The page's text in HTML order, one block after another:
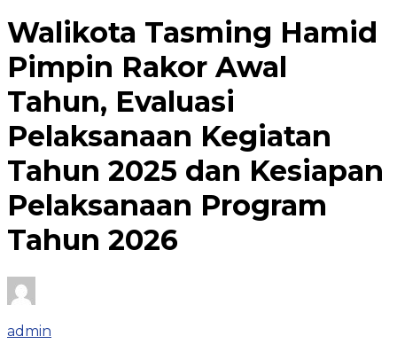
Walikota Tasming Hamid
Pimpin Rakor Awal
Tahun, Evaluasi
Pelaksanaan Kegiatan
Tahun 2025 dan Kesiapan
Pelaksanaan Program
Tahun 2026
admin